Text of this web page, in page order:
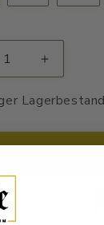
Erhöhe
die
Menge
Mir
werdn